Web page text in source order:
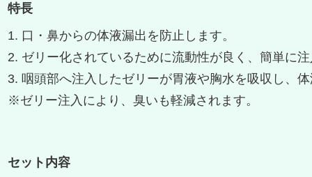
特長
1. 口・鼻からの体液漏出を防止します。
2. ゼリー化されているために流動性が良く、簡単に
3. 咽頭部へ注入したゼリーが胃液や胸水を吸収し、
※ゼリー注入により、臭いも軽減されます。
セット内容